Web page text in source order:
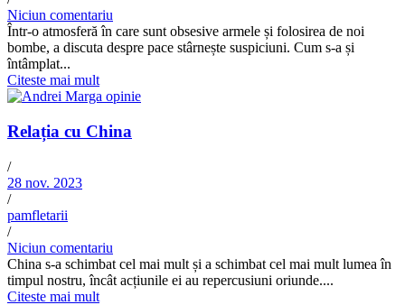
Niciun comentariu
Într-o atmosferă în care sunt obsesive armele și folosirea de noi
bombe, a discuta despre pace stârnește suspiciuni. Cum s-a și
întâmplat...
Citeste mai mult
Relația cu China
/
28 nov. 2023
/
pamfletarii
/
Niciun comentariu
China s-a schimbat cel mai mult și a schimbat cel mai mult lumea în
timpul nostru, încât acțiunile ei au repercusiuni oriunde....
Citeste mai mult